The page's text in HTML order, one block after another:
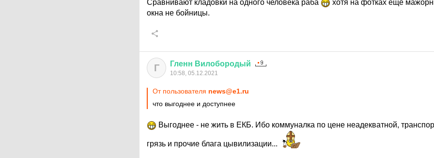
Сравнивают кладовки на одного человека раба
хотя на фотках ещё
окна не бойницы.
Г Гленн Вилобородый
10:58, 05.12.2021
От пользователя news@e1.ru
что выгоднее и доступнее
Выгоднее - не жить в ЕКБ. Ибо коммуналка по цене неадекватной,
грязь и прочие блага цывилизации...